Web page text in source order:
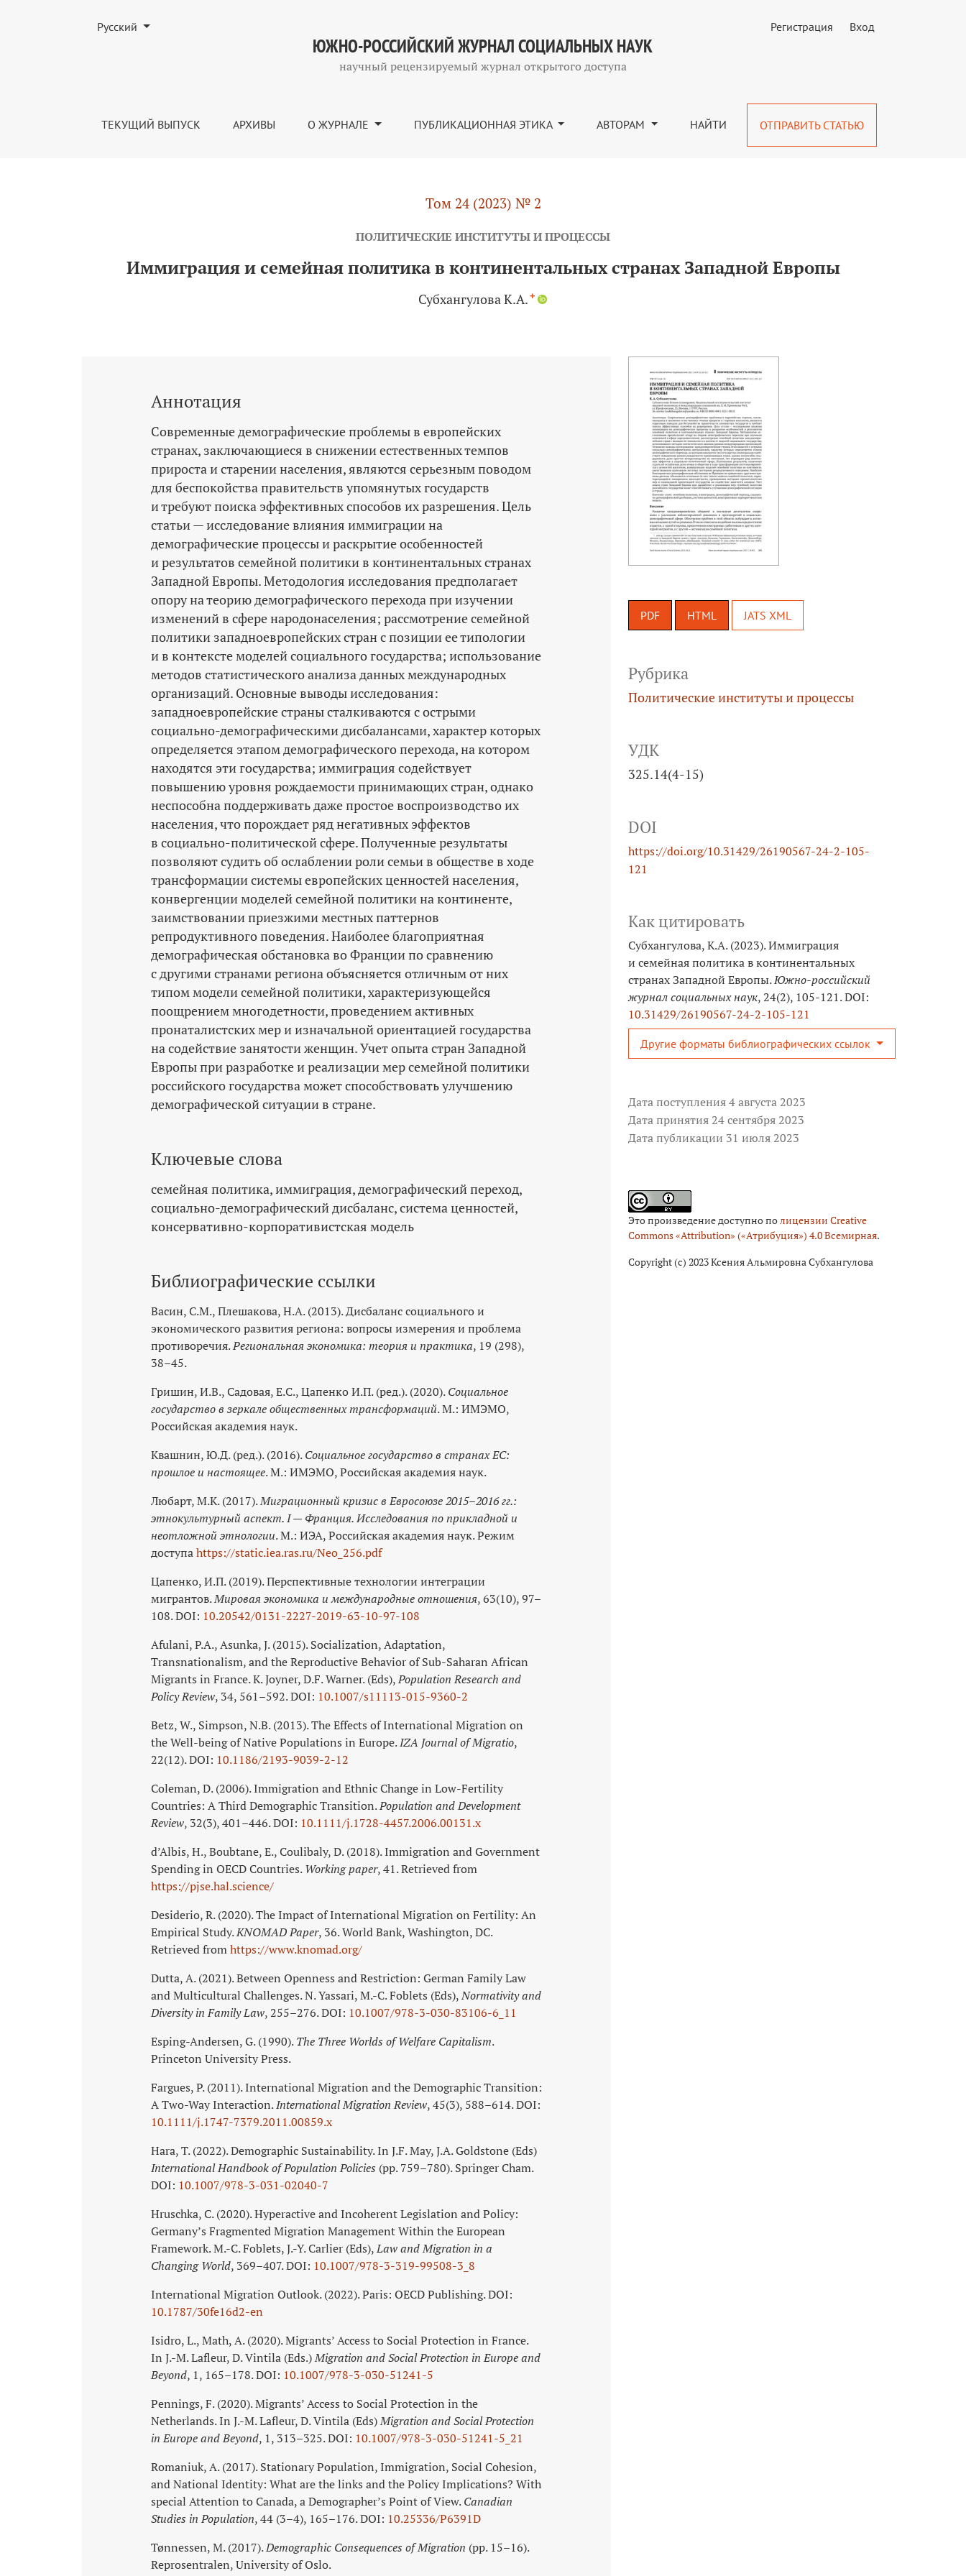
Иммиграция и семейная политика в континентальных странах Западной Европы
ЮЖНО-РОССИЙСКИЙ ЖУРНАЛ СОЦИАЛЬНЫХ НАУК
научный рецензируемый журнал открытого доступа
ТЕКУЩИЙ ВЫПУСК АРХИВЫ О ЖУРНАЛЕ ПУБЛИКАЦИОННАЯ ЭТИКА АВТОРАМ НАЙТИ ОТПРАВИТЬ СТАТЬЮ
Регистрация Вход
Изменить язык. Текущим языком является:
Русский
Том 24 (2023) № 2
ПОЛИТИЧЕСКИЕ ИНСТИТУТЫ И ПРОЦЕССЫ
Иммиграция и семейная политика в континентальных странах Западной Европы
Субхангулова К.А. +
PDF HTML JATS XML
Рубрика
Политические институты и процессы
УДК
325.14(4-15)
DOI
https://doi.org/10.31429/26190567-24-2-105-
121
Как цитировать
Субхангулова, К.А. (2023). Иммиграция
и семейная политика в континентальных
странах Западной Европы.Южно-российский
журнал социальных наук, 24(2), 105-121. DOI:
10.31429/26190567-24-2-105-121
Другие форматы библиографических ссылок
Дата поступления 4 августа 2023
Дата принятия 24 сентября 2023
Дата публикации 31 июля 2023
Это произведение доступно по лицензии Creative
Commons «Attribution» («Атрибуция») 4.0 Всемирная.
Copyright (c) 2023 Ксения Альмировна Субхангулова
Аннотация
Современные демографические проблемы в европейских
странах, заключающиеся в снижении естественных темпов
прироста и старении населения, являются серьезным поводом
для беспокойства правительств упомянутых государств
и требуют поиска эффективных способов их разрешения. Цель
статьи — исследование влияния иммиграции на
демографические процессы и раскрытие особенностей
и результатов семейной политики в континентальных странах
Западной Европы. Методология исследования предполагает
опору на теорию демографического перехода при изучении
изменений в сфере народонаселения; рассмотрение семейной
политики западноевропейских стран с позиции ее типологии
и в контексте моделей социального государства; использование
методов статистического анализа данных международных
организаций. Основные выводы исследования:
западноевропейские страны сталкиваются с острыми
социально-­демографическими дисбалансами, характер которых
определяется этапом демографического перехода, на котором
находятся эти государства; иммиграция содействует
повышению уровня рождаемости принимающих стран, однако
неспособна поддерживать даже простое воспроизводство их
населения, что порождает ряд негативных эффектов
в социально-­политической сфере. Полученные результаты
позволяют судить об ослаблении роли семьи в обществе в ходе
трансформации системы европейских ценностей населения,
конвергенции моделей семейной политики на континенте,
заимствовании приезжими местных паттернов
репродуктивного поведения. Наиболее благоприятная
демографическая обстановка во Франции по сравнению
с другими странами региона объясняется отличным от них
типом модели семейной политики, характеризующейся
поощрением многодетности, проведением активных
пронаталистских мер и изначальной ориентацией государства
на содействие занятости женщин. Учет опыта стран Западной
Европы при разработке и реализации мер семейной политики
российского государства может способствовать улучшению
демографической ситуации в стране.
Ключевые слова
семейная политика иммиграция демографический переход
социально-­демографический дисбаланс система ценностей
консервативно-­корпоративистская модель
Библиографические ссылки
Васин, С.М., Плешакова, Н.А. (2013). Дисбаланс социального и
экономического развития региона: вопросы измерения и проблема
противоречия.Региональная экономика: теория и практика, 19 (298),
38–45.
Гришин, И.В., Садовая, Е.С., Цапенко И.П. (ред.). (2020).Социальное
государство в зеркале общественных трансформаций. М.: ИМЭМО,
Российская академия наук.
Квашнин, Ю.Д. (ред.). (2016).Социальное государство в странах ЕС:
прошлое и настоящее. М.: ИМЭМО, Российская академия наук.
Любарт, М.К. (2017).Миграционный кризис в Евросоюзе 2015–2016 гг.:
этнокультурный аспект. I — Франция. Исследования по прикладной и
неотложной этнологии. М.: ИЭА, Российская академия наук. Режим
доступаhttps://static.iea.ras.ru/Neo_256.pdf
Цапенко, И.П. (2019). Перспективные технологии интеграции
мигрантов.Мировая экономика и международные отношения, 63(10), 97–
108. DOI: 10.20542/0131-2227-2019-63-10-97-108
Afulani, P.A., Asunka, J. (2015). Socialization, Adaptation,
Transnationalism, and the Reproductive Behavior of Sub-Saharan African
Migrants in France. K. Joyner, D.F. Warner. (Eds),Population Research and
Policy Review, 34, 561–592. DOI: 10.1007/s11113-015-9360-2
Betz, W., Simpson, N.B. (2013). The Effects of International Migration on
the Well-being of Native Populations in Europe.IZA Journal of Migratio,
22(12). DOI: 10.1186/2193-9039-2-12
Coleman, D. (2006). Immigration and Ethnic Change in Low-Fertility
Countries: A Third Demographic Transition.Population and Development
Review, 32(3), 401–446. DOI: 10.1111/j.1728-4457.2006.00131.x
d’Albis, H., Boubtane, E., Coulibaly, D. (2018). Immigration and Government
Spending in OECD Countries.Working paper, 41. Retrieved from
https://pjse.hal.science/
Desiderio, R. (2020). The Impact of International Migration on Fertility: An
Empirical Study.KNOMAD Paper, 36. World Bank, Washington, DC.
Retrieved fromhttps://www.knomad.org/
Dutta, A. (2021). Between Openness and Restriction: German Family Law
and Multicultural Challenges. N. Yassari, M.-C. Foblets (Eds),Normativity and
Diversity in Family Law, 255–276. DOI: 10.1007/978-3-030-83106-6_11
Esping-Andersen, G. (1990).The Three Worlds of Welfare Capitalism.
Princeton University Press.
Fargues, P. (2011). International Migration and the Demographic Transition:
A Two-Way Interaction.International Migration Review, 45(3), 588–614. DOI:
10.1111/j.1747-7379.2011.00859.x
Hara, T. (2022). Demographic Sustainability. In J.F. May, J.A. Goldstone (Eds)
International Handbook of Population Policies (pp. 759–780). Springer Cham.
DOI: 10.1007/978-3-031-02040-7
Hruschka, C. (2020). Hyperactive and Incoherent Legislation and Policy:
Germany’s Fragmented Migration Management Within the European
Framework. M.-C. Foblets, J.-Y. Carlier (Eds),Law and Migration in a
Changing World, 369–407. DOI: 10.1007/978-3-319-99508-3_8
International Migration Outlook. (2022). Paris: OECD Publishing. DOI:
10.1787/30fe16d2‑en
Isidro, L., Math, A. (2020). Migrants’ Access to Social Protection in France.
In J.-M. Lafleur, D. Vintila (Eds.)Migration and Social Protection in Europe and
Beyond, 1, 165–178. DOI: 10.1007/978-3-030-51241-5
Pennings, F. (2020). Migrants’ Access to Social Protection in the
Netherlands. In J.-M. Lafleur, D. Vintila (Eds)Migration and Social Protection
in Europe and Beyond, 1, 313–325. DOI: 10.1007/978-3-030-51241-5_21
Romaniuk, A. (2017). Stationary Population, Immigration, Social Cohesion,
and National Identity: What are the links and the Policy Implications? With
special Attention to Canada, a Demographer’s Point of View.Canadian
Studies in Population, 44 (3–4), 165–176. DOI: 10.25336/P6391D
Tønnessen, M. (2017).Demographic Consequences of Migration (pp. 15–16).
Reprosentralen, University of Oslo.